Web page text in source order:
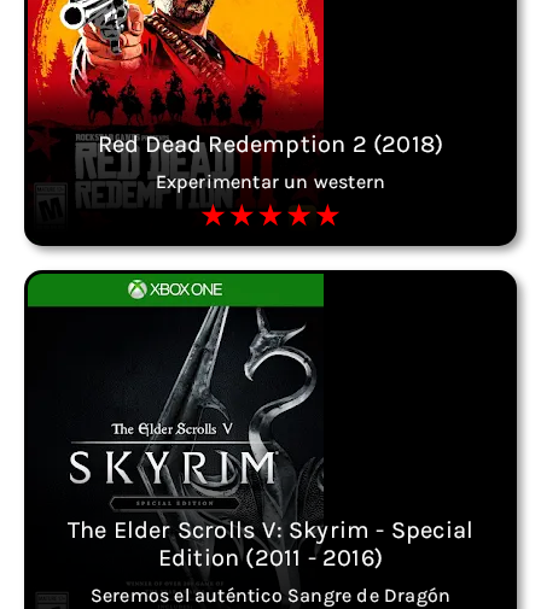
Red Dead Redemption 2 (2018)
Experimentar un western
The Elder Scrolls V: Skyrim - Special
Edition (2011 - 2016)
Seremos el auténtico Sangre de Dragón